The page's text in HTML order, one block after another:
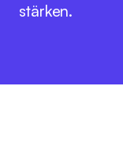
stärken.